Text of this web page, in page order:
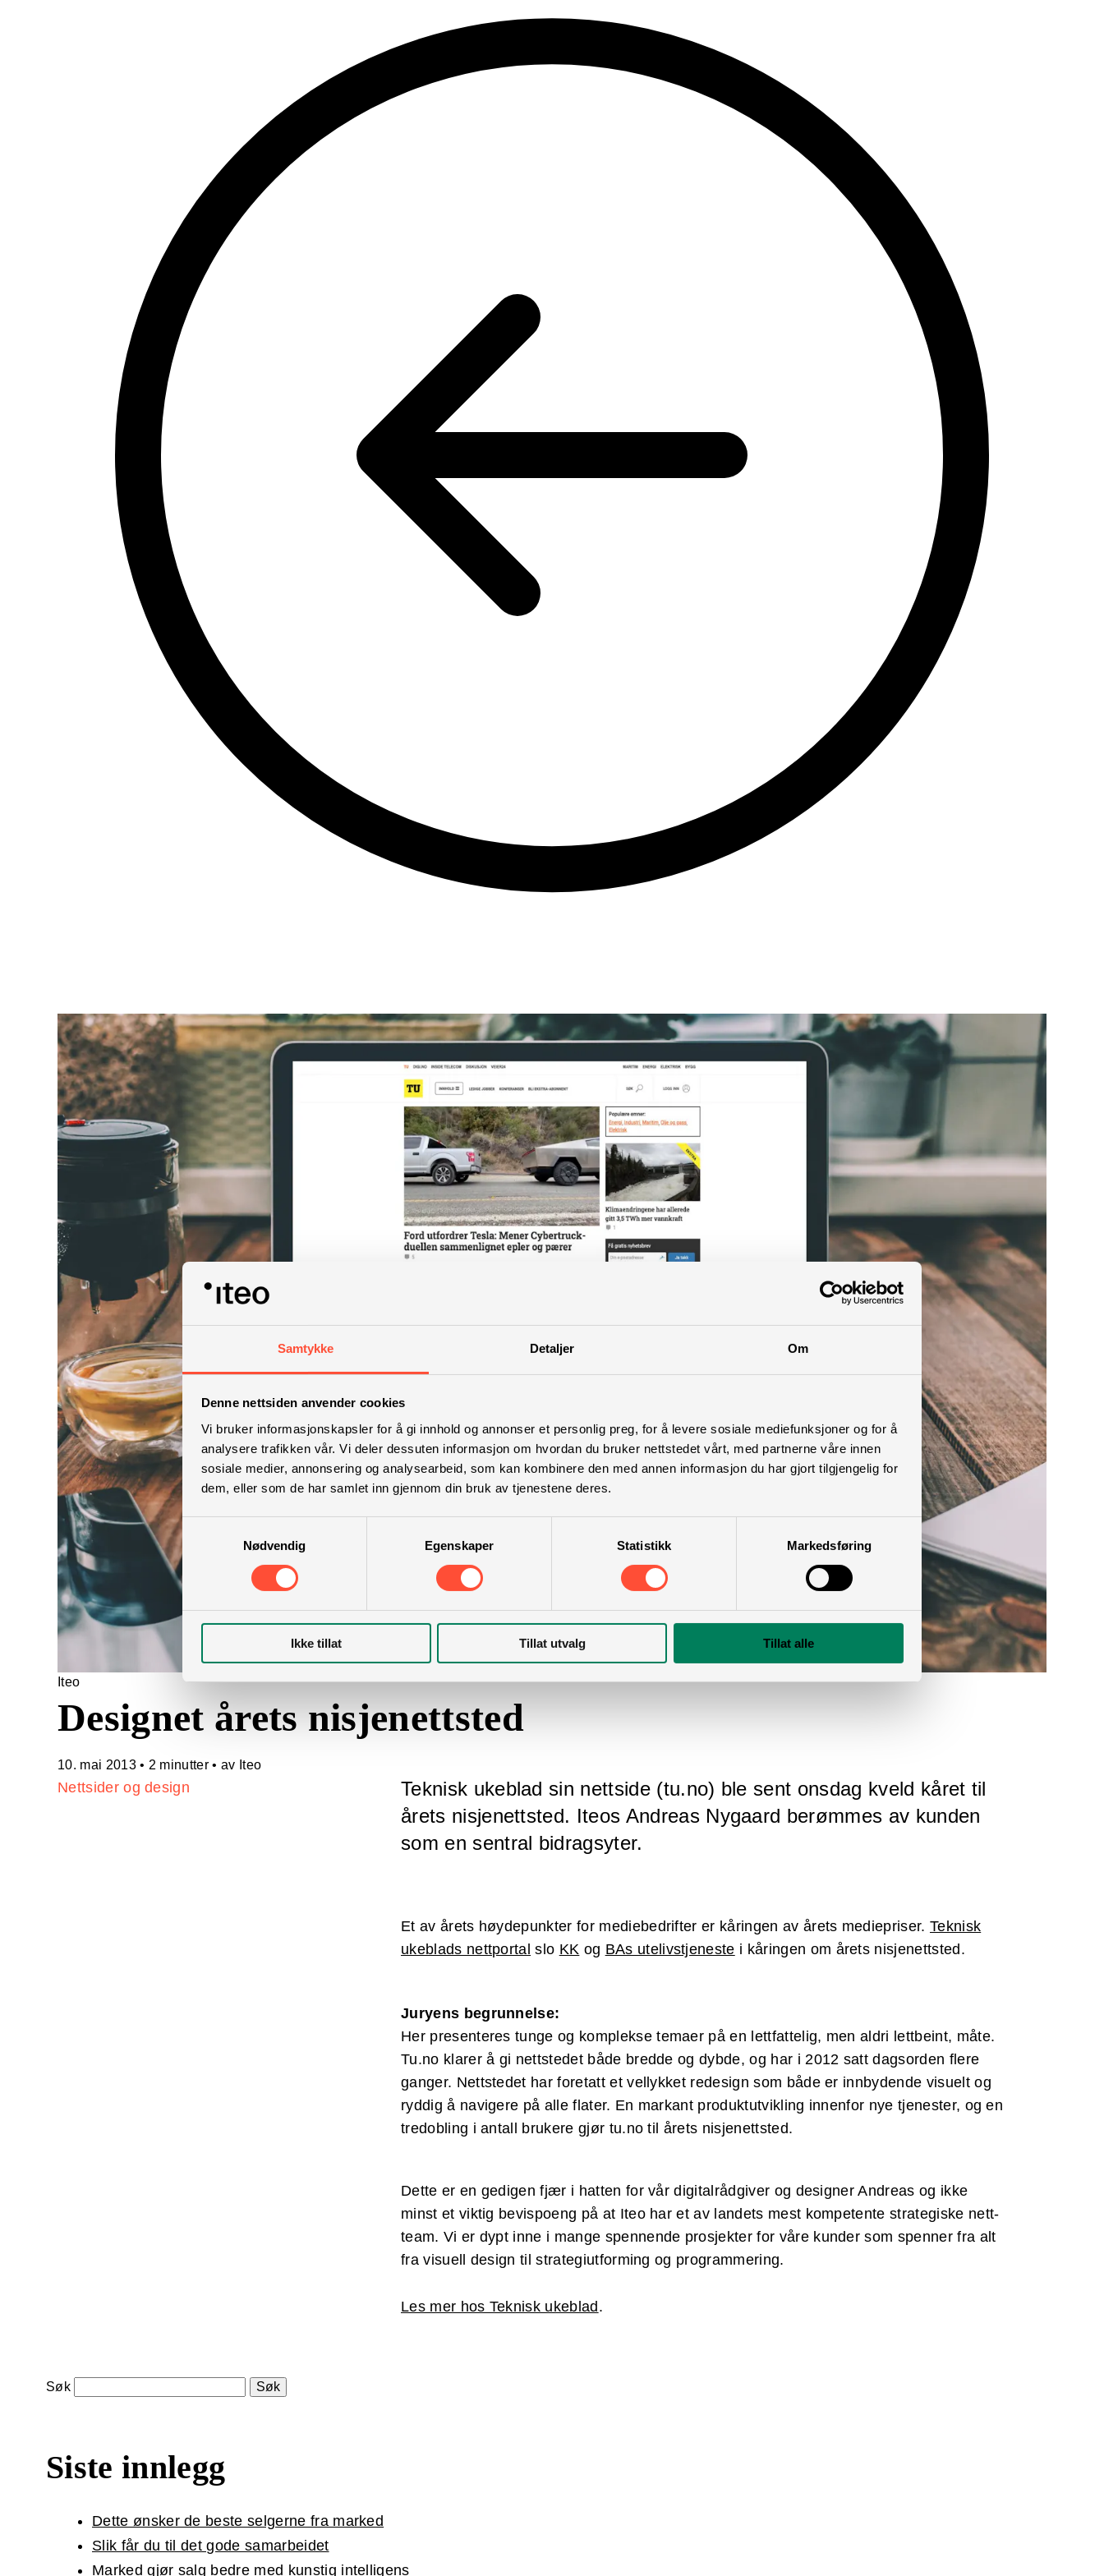
Samtykke Detaljer Om
Denne nettsiden anvender cookies
Vi bruker informasjonskapsler for å gi innhold og annonser et personlig preg, for å levere sosiale mediefunksjoner og for å
analysere trafikken vår. Vi deler dessuten informasjon om hvordan du bruker nettstedet vårt, med partnerne våre innen
sosiale medier, annonsering og analysearbeid, som kan kombinere den med annen informasjon du har gjort tilgjengelig for
dem, eller som de har samlet inn gjennom din bruk av tjenestene deres.
Nødvendig
Egenskaper Statistikk Markedsføring
Ikke tillat Tillat utvalg Tillat alle
Iteo
Designet årets nisjenettsted
10. mai 2013• 2 minutter • av Iteo
Nettsider og design
Teknisk ukeblad sin nettside (tu.no) ble sent onsdag kveld kåret til
årets nisjenettsted. Iteos Andreas Nygaard berømmes av kunden
som en sentral bidragsyter.
Et av årets høydepunkter for mediebedrifter er kåringen av årets mediepriser. Teknisk
ukeblads nettportal slo KK og BAs utelivstjeneste i kåringen om årets nisjenettsted.
Juryens begrunnelse:
Her presenteres tunge og komplekse temaer på en lettfattelig, men aldri lettbeint, måte.
Tu.no klarer å gi nettstedet både bredde og dybde, og har i 2012 satt dagsorden flere
ganger. Nettstedet har foretatt et vellykket redesign som både er innbydende visuelt og
ryddig å navigere på alle flater. En markant produktutvikling innenfor nye tjenester, og en
tredobling i antall brukere gjør tu.no til årets nisjenettsted.
Dette er en gedigen fjær i hatten for vår digitalrådgiver og designer Andreas og ikke
minst et viktig bevispoeng på at Iteo har et av landets mest kompetente strategiske nett-
team. Vi er dypt inne i mange spennende prosjekter for våre kunder som spenner fra alt
fra visuell design til strategiutforming og programmering.
Les mer hos Teknisk ukeblad .
Søk
Siste innlegg
Dette ønsker de beste selgerne fra marked
Slik får du til det gode samarbeidet
Marked gjør salg bedre med kunstig intelligens